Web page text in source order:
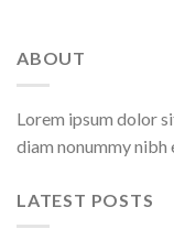
ABOUT
Lorem ipsum dolor
diam nonummy nibh
LATEST POSTS